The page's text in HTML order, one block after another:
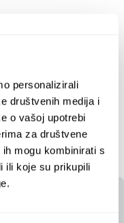
personalizirali
društvenih medija i
o vašoj upotrebi
za društvene
mogu kombinirati s
ili koje su prikupili